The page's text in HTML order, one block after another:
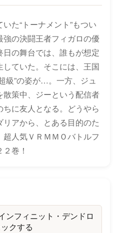
た“トーナメント”もつい
の決闘王者フィガロの優
の舞台では、誰もが想定
ていた。そこには、王国
級”の姿が…。一方、ジュ
散策中、ジーという配信者
に友人となる。どうやら
アから、とある目的のた
人気ＶＲＭＭＯバトルフ
巻！
ンフィニット・デンドロ
クする